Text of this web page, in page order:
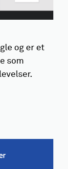
og er et
som